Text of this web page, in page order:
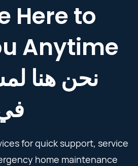
Here to
Anytime
for quick support, service
home maintenance